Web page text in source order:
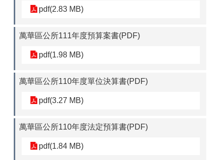
pdf(2.83 MB)
萬華區公所111年度預算案書(PDF)
pdf(1.98 MB)
萬華區公所110年度單位決算書(PDF)
pdf(3.27 MB)
萬華區公所110年度法定預算書(PDF)
pdf(1.84 MB)